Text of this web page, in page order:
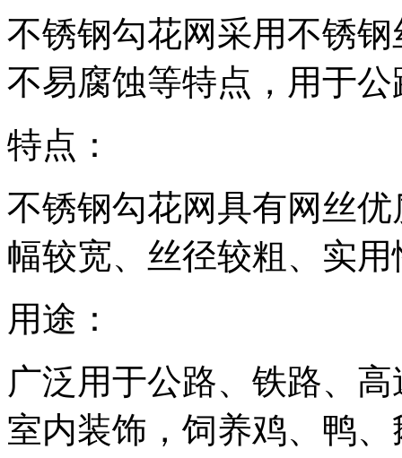
不锈钢勾花网采用不锈
不易腐蚀等特点，用于
特点：
不锈钢勾花网具有网丝
幅较宽、丝径较粗、实
用途：
广泛用于公路、铁路、
室内装饰，饲养鸡、鸭